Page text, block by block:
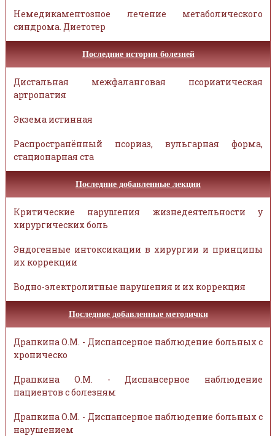
Немедикаментозное лечение метаболического
синдрома. Диетотер
Последние истории болезней
Дистальная межфаланговая псориатическая
артропатия
Экзема истинная
Распространённый псориаз, вульгарная форма,
стационарная ста
Последние добавленные лекции
Критические нарушения жизнедеятельности у
хирургических боль
Эндогенные интоксикации в хирургии и принципы
их коррекции
Водно-электролитные нарушения и их коррекция
Последние добавленные методички
Драпкина О.М. - Диспансерное наблюдение больных с
хроническо
Драпкина О.М. - Диспансерное наблюдение
пациентов с болезням
Драпкина О.М. - Диспансерное наблюдение больных с
нарушением